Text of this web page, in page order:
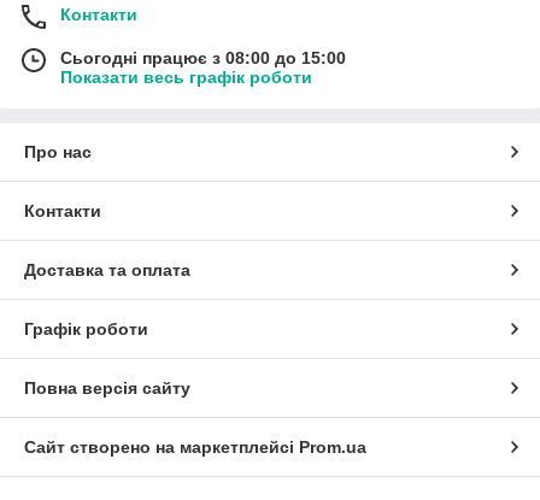
Контакти
Сьогодні працює з 08:00 до 15:00
Показати весь графік роботи
Про нас
Контакти
Доставка та оплата
Графік роботи
Повна версія сайту
Сайт створено на маркетплейсі Prom.ua